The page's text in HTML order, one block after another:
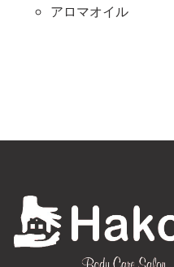
アロマオイル